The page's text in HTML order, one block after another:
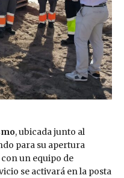
, ubicada junto al
para su apertura
un equipo de
se activará en la posta